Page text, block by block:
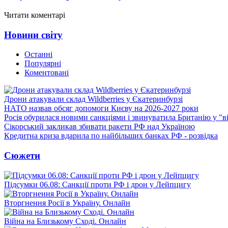
Читати коментарі
Новини світу
Останні
Популярні
Коментовані
Дрони атакували склад Wildberries у Єкатеринбурзі
НАТО назвав обсяг допомоги Києву на 2026-2027 роки
Росія обурилася новими санкціями і звинуватила Британію у
Сікорський закликав збивати ракети РФ над Україною
Кредитна криза вдарила по найбільших банках РФ - розвідка
Сюжети
Підсумки 06.08: Санкції проти РФ і дрон у Лейпцигу
Вторгнення Росії в Україну. Онлайн
Війна на Близькому Сході. Онлайн